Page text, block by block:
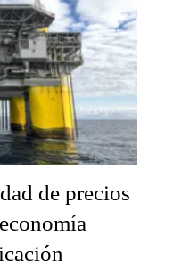
de precios